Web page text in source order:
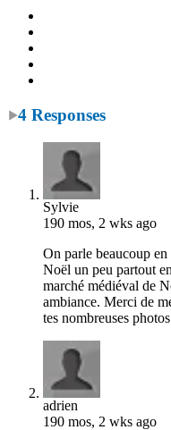
4 Responses
Sylvie
190 mos, 2 wks ago
On parle beaucoup
Noël un peu partout
marché médiéval de
ambiance. Merci de
tes nombreuses
adrien
190 mos, 2 wks ago